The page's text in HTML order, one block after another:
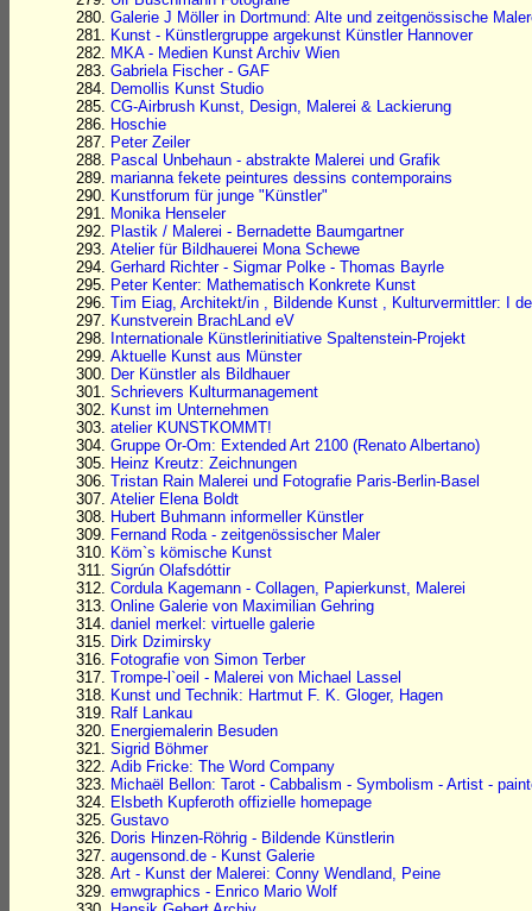
Galerie J Möller in Dortmund: Alte und zeitgenössische
Kunst - Künstlergruppe argekunst Künstler Hannover
MKA - Medien Kunst Archiv Wien
Gabriela Fischer - GAF
Demollis Kunst Studio
CG-Airbrush Kunst, Design, Malerei & Lackierung
Hoschie
Peter Zeiler
Pascal Unbehaun - abstrakte Malerei und Grafik
marianna fekete peintures dessins contemporains
Kunstforum für junge "Künstler"
Monika Henseler
Plastik / Malerei - Bernadette Baumgartner
Atelier für Bildhauerei Mona Schewe
Gerhard Richter - Sigmar Polke - Thomas Bayrle
Peter Kenter: Mathematisch Konkrete Kunst
Tim Eiag, Architekt/in , Bildende Kunst , Kulturvermittler: I
Kunstverein BrachLand eV
Internationale Künstlerinitiative Spaltenstein-Projekt
Aktuelle Kunst aus Münster
Der Künstler als Bildhauer
Schrievers Kulturmanagement
Kunst im Unternehmen
atelier KUNSTKOMMT!
Gruppe Or-Om: Extended Art 2100 (Renato Albertano)
Heinz Kreutz: Zeichnungen
Tristan Rain Malerei und Fotografie Paris-Berlin-Basel
Atelier Elena Boldt
Hubert Buhmann informeller Künstler
Fernand Roda - zeitgenössischer Maler
Köm`s kömische Kunst
Sigrún Olafsdóttir
Cordula Kagemann - Collagen, Papierkunst, Malerei
Online Galerie von Maximilian Gehring
daniel merkel: virtuelle galerie
Dirk Dzimirsky
Fotografie von Simon Terber
Trompe-l`oeil - Malerei von Michael Lassel
Kunst und Technik: Hartmut F. K. Gloger, Hagen
Ralf Lankau
Energiemalerin Besuden
Sigrid Böhmer
Adib Fricke: The Word Company
Michaël Bellon: Tarot - Cabbalism - Symbolism - Artist -
Elsbeth Kupferoth offizielle homepage
Gustavo
Doris Hinzen-Röhrig - Bildende Künstlerin
augensond.de - Kunst Galerie
Art - Kunst der Malerei: Conny Wendland, Peine
emwgraphics - Enrico Mario Wolf